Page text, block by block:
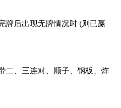
后出现无牌情况时 (则已赢
、三连对、顺子、钢板、炸